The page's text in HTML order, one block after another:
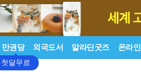
만권당
첫달무료
외국도서 알라딘굿즈 온라